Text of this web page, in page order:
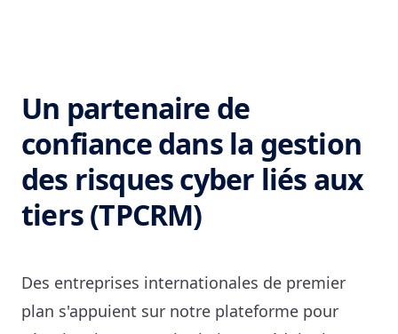
Un partenaire de
confiance dans la gestion
des risques cyber liés aux
tiers (TPCRM)
Des entreprises internationales de premier
plan s'appuient sur notre plateforme pour